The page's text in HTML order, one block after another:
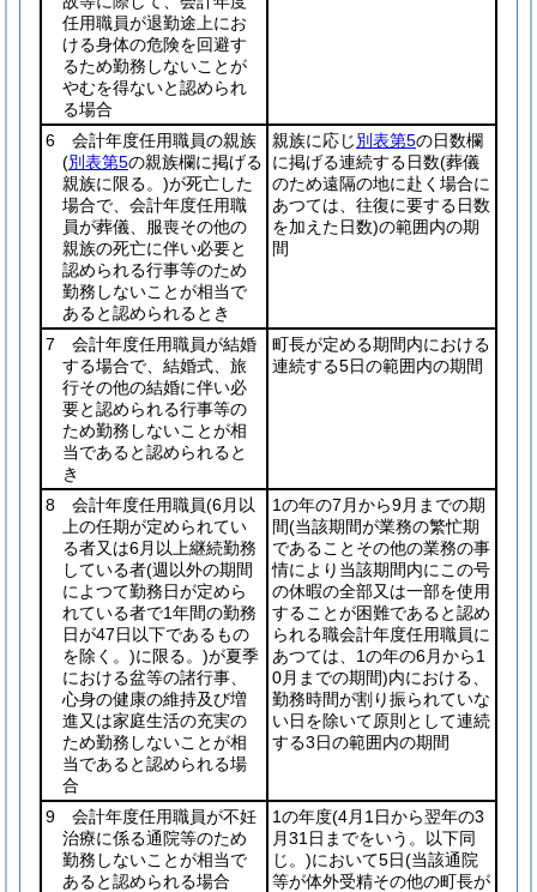
任用職員が退勤途上にお
ける身体の危険を回避す
るため勤務しないことが
やむを得ないと認められ
る場合
6 会計年度任用職員の親族
(別表第5の親族欄に掲げる
親族に限る。)が死亡した
場合で、会計年度任用職
員が葬儀、服喪その他の
親族の死亡に伴い必要と
認められる行事等のため
勤務しないことが相当で
あると認められるとき
親族に応じ別表第5の日数欄
に掲げる連続する日数(葬儀
のため遠隔の地に赴く場合に
あつては、往復に要する日数
を加えた日数)の範囲内の期
間
7 会計年度任用職員が結婚
する場合で、結婚式、旅
行その他の結婚に伴い必
要と認められる行事等の
ため勤務しないことが相
当であると認められると
き
町長が定める期間内における
連続する5日の範囲内の期間
8 会計年度任用職員(6月以
上の任期が定められてい
る者又は6月以上継続勤務
している者(週以外の期間
によつて勤務日が定めら
れている者で1年間の勤務
日が47日以下であるもの
を除く。)に限る。)が夏季
における盆等の諸行事、
心身の健康の維持及び増
進又は家庭生活の充実の
ため勤務しないことが相
当であると認められる場
合
1の年の7月から9月までの期
間(当該期間が業務の繁忙期
であることその他の業務の事
情により当該期間内にこの号
の休暇の全部又は一部を使用
することが困難であると認め
られる職会計年度任用職員に
あつては、1の年の6月から1
0月までの期間)内における、
勤務時間が割り振られていな
い日を除いて原則として連続
する3日の範囲内の期間
9 会計年度任用職員が不妊
治療に係る通院等のため
勤務しないことが相当で
あると認められる場合
1の年度(4月1日から翌年の3
月31日までをいう。以下同
じ。)において5日(当該通院
等が体外受精その他の町長が